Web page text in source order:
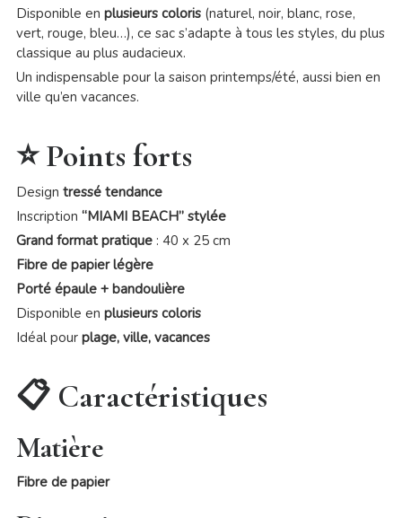
Disponible en plusieurs coloris(naturel, noir, blanc, rose,
vert, rouge, bleu…), ce sac s’adapte à tous les styles, du plus
classique au plus audacieux.
Un indispensable pour la saison printemps/été, aussi bien en
ville qu’en vacances.
⭐ Points forts
Design tressé tendance
Inscription “MIAMI BEACH” stylée
Grand format pratique: 40 x 25 cm
Fibre de papier légère
Porté épaule + bandoulière
Disponible en plusieurs coloris
Idéal pour plage, ville, vacances
📋 Caractéristiques
Matière
Fibre de papier